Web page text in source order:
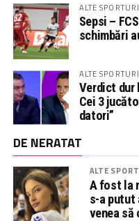
ALTE SPORTURI
Sepsi –
schimbări
ALTE SPORTURI
Verdict dur
Cei 3
datori”
DE NERATAT
ALTE
A fost la
s-a putut
venea să